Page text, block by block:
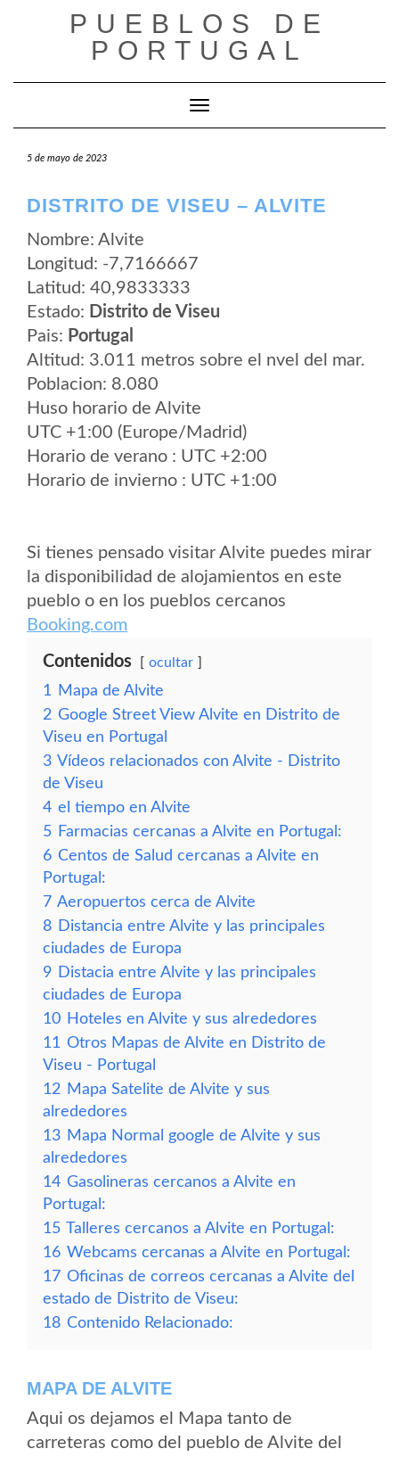
PUEBLOS DE
PORTUGAL
Cambiar modo de navegación
5 de mayo de 2023
DISTRITO DE VISEU – ALVITE
Nombre: Alvite
Longitud: -7,7166667
Latitud: 40,9833333
Estado: Distrito de Viseu
Pais: Portugal
Altitud: 3.011 metros sobre el nvel del mar.
Poblacion: 8.080
Huso horario de Alvite
UTC +1:00 (Europe/Madrid)
Horario de verano : UTC +2:00
Horario de invierno : UTC +1:00
Si tienes pensado visitar Alvite puedes mirar
la disponibilidad de alojamientos en este
pueblo o en los pueblos cercanos
Booking.com
Contenidos ocultar
1
Mapa de Alvite
2 Google Street View Alvite en Distrito de
Viseu en Portugal
3 Vídeos relacionados con Alvite - Distrito
de Viseu
4 el tiempo en Alvite
5 Farmacias cercanas a Alvite en Portugal:
6 Centos de Salud cercanas a Alvite en
Portugal:
7 Aeropuertos cerca de Alvite
8 Distancia entre Alvite y las principales
ciudades de Europa
9 Distacia entre Alvite y las principales
ciudades de Europa
10 Hoteles en Alvite y sus alrededores
11 Otros Mapas de Alvite en Distrito de
Viseu - Portugal
12 Mapa Satelite de Alvite y sus
alrededores
13 Mapa Normal google de Alvite y sus
alrededores
14 Gasolineras cercanos a Alvite en
Portugal:
15 Talleres cercanos a Alvite en Portugal:
16 Webcams cercanas a Alvite en Portugal:
17 Oficinas de correos cercanas a Alvite del
estado de Distrito de Viseu:
18 Contenido Relacionado:
MAPA DE ALVITE
Aqui os dejamos el Mapa tanto de
carreteras como del pueblo de Alvite del